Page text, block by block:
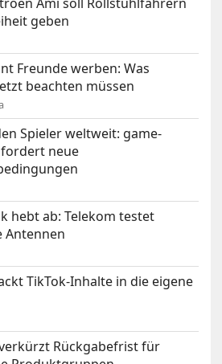
geben
Freunde werben: Was
beachten müssen
Spieler weltweit: game-
neue
hebt ab: Telekom testet
Antennen
TikTok-Inhalte in die eigene
Rückgabefrist für